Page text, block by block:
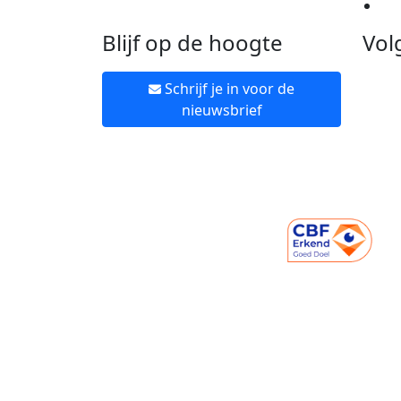
Blijf op de hoogte
Schrijf je in voor de
nieuwsbrief